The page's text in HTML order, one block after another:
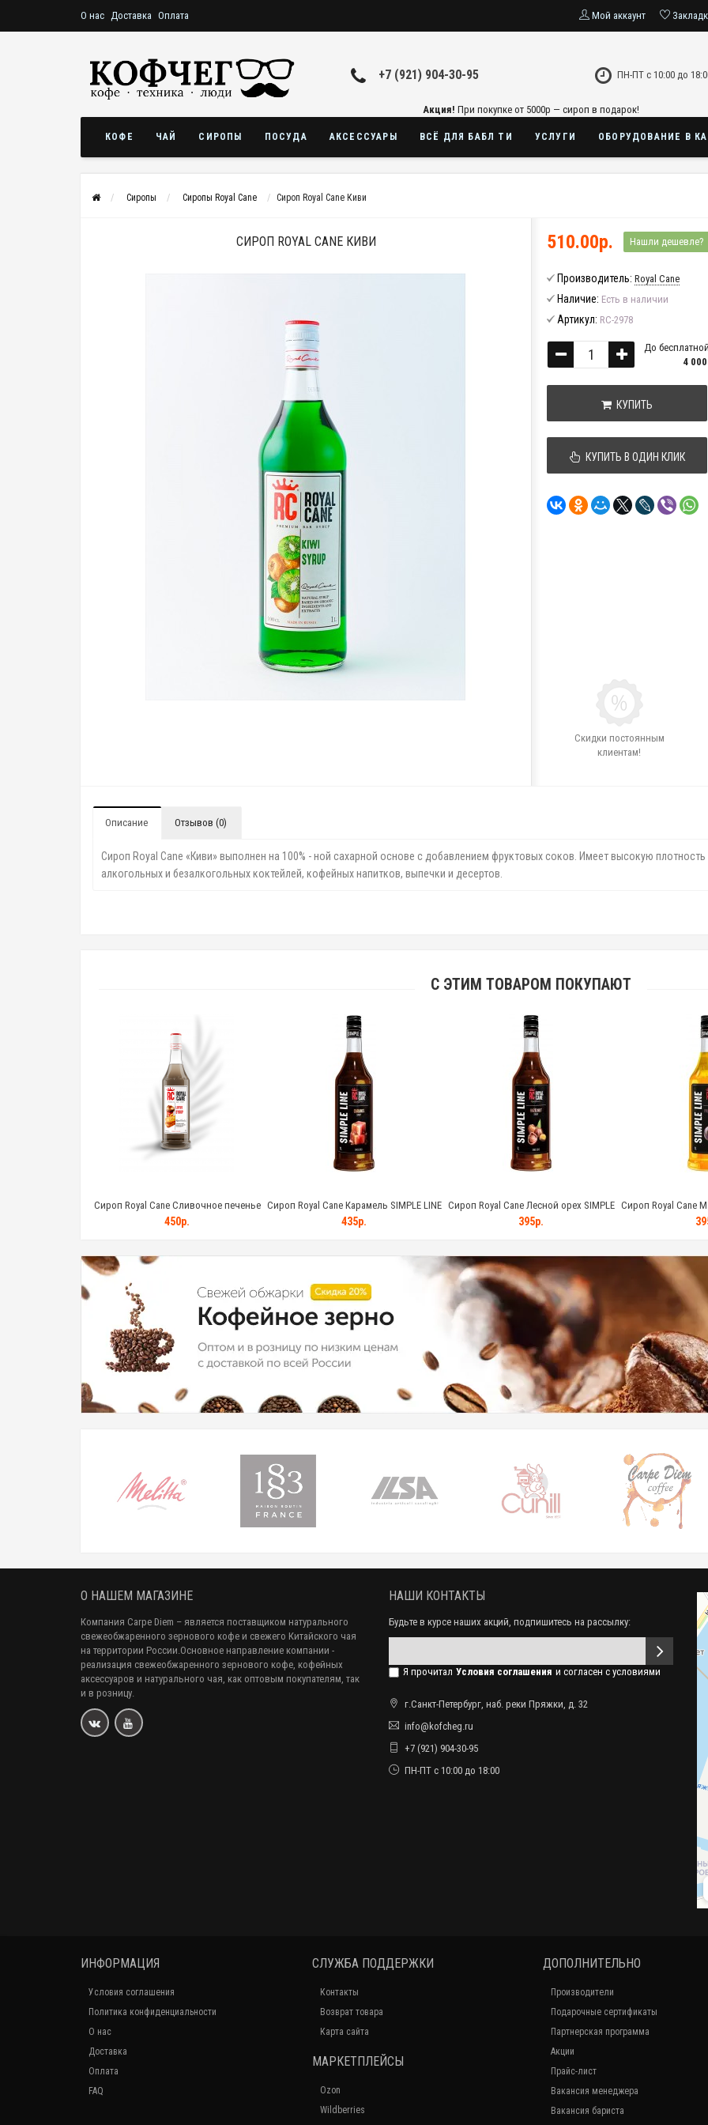
О нас Доставка Оплата Мой аккаунт
+7 (921) 904-30-95 ПН-ПТ с 10:00 до
Акция! При покупке от 5000р — сироп в подарок!
КОФЕ ЧАЙ СИРОПЫ ПОСУДА АКСЕССУАРЫ ВСЁ ДЛЯ БАБЛ ТИ УСЛУГИ ОБОРУДОВАНИЕ В
Сиропы Сиропы Royal Cane Сироп Royal Cane Киви
СИРОП ROYAL CANE КИВИ 510.00р. Нашли дешевле?
Производитель: Royal Cane
Наличие: Есть в наличии
Артикул: RC-2978
До
4
КУПИТЬ
КУПИТЬ В ОДИН КЛИК
Скидки постоянным
клиентам!
Описание Отзывов (0)
Сироп Royal Cane «Киви» выполнен на 100% - ной сахарной основе с добавлением фруктовых соков. Имеет высокую
алкогольных и безалкогольных коктейлей, кофейных напитков, выпечки и десертов.
С ЭТИМ ТОВАРОМ ПОКУПАЮТ
Сироп Royal Cane Сливочное печенье
стекло (1кг)
450р.
Сироп Royal Cane Карамель SIMPLE LINE
стекло (1кг)
435р.
Сироп Royal Cane Лесной орех SIMPLE
LINE стекло (1кг)
395р.
Сироп Royal Cane
О НАШЕМ МАГАЗИНЕ
Компания Carpe Diem – является поставщиком натурального
свежеобжаренного зернового кофе и свежего Китайского чая
на территории России.Основное направление компании -
реализация свежеобжаренного зернового кофе, кофейных
аксессуаров и натурального чая, как оптовым покупателям, так
и в розницу.
НАШИ КОНТАКТЫ
Будьте в курсе наших акций, подпишитесь на рассылку:
Я прочитал Условия соглашения и согласен с условиями
г.Санкт-Петербург, наб. реки Пряжки, д. 32
info@kofcheg.ru
+7 (921) 904-30-95
ПН-ПТ с 10:00 до 18:00
ИНФОРМАЦИЯ
Условия соглашения
Политика конфиденциальности
О нас
Доставка
Оплата
FAQ
СЛУЖБА ПОДДЕРЖКИ
Контакты
Возврат товара
Карта сайта
МАРКЕТПЛЕЙСЫ
Ozon
Wildberries
ДОПОЛНИТЕЛЬНО
Производители
Подарочные сертификаты
Партнерская программа
Акции
Прайс-лист
Вакансия менеджера
Вакансия бариста